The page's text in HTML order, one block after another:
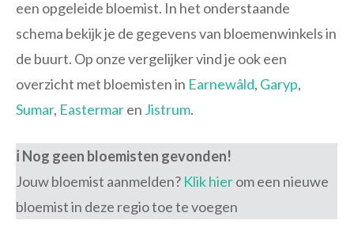
een opgeleide bloemist. In het onderstaande
schema bekijk je de gegevens van bloemenwinkels in
de buurt. Op onze vergelijker vind je ook een
overzicht met bloemisten in Earnewâld, Garyp,
Sumar, Eastermaren Jistrum.
ℹ️ Nog geen bloemisten gevonden!
Jouw bloemist aanmelden? Klik hierom een nieuwe
bloemist in deze regio toe te voegen